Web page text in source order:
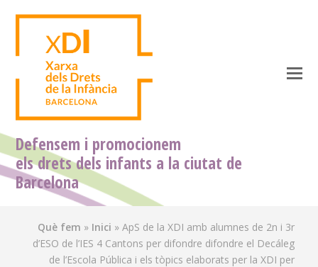
Defensem i promocionem
els drets dels infants a la ciutat de
Barcelona
Què fem » Inici » ApS de la XDI amb alumnes de 2n i 3r
d’ESO de l’IES 4 Cantons per difondre difondre el Decáleg
de l’Escola Pública i els tòpics elaborats per la XDI per